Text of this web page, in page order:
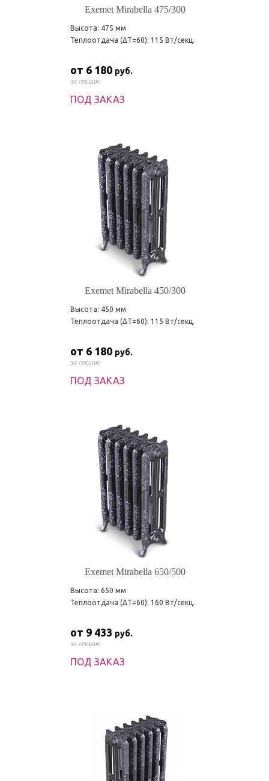
Exemet Mirabella 475/300
Высота: 475 мм
Теплоотдача (ΔT=60): 115 Вт/секц.
от 6 180 руб.
за секцию
ПОД ЗАКАЗ
Exemet Mirabella 450/300
Высота: 450 мм
Теплоотдача (ΔT=60): 115 Вт/секц.
от 6 180 руб.
за секцию
ПОД ЗАКАЗ
Exemet Mirabella 650/500
Высота: 650 мм
Теплоотдача (ΔT=60): 160 Вт/секц.
от 9 433 руб.
за секцию
ПОД ЗАКАЗ